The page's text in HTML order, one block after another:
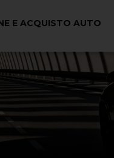
E ACQUISTO AUTO